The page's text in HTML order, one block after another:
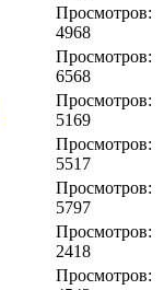
Просмотров:
4968
Просмотров:
6568
Просмотров:
5169
Просмотров:
5517
Просмотров:
5797
Просмотров:
2418
Просмотров: